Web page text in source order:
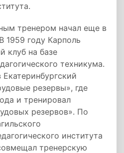
тренером начал еще в
1959 году Карполь
клуб на базе
техникума.
резервы», где
и тренировал
резервов». По
института
тренерскую